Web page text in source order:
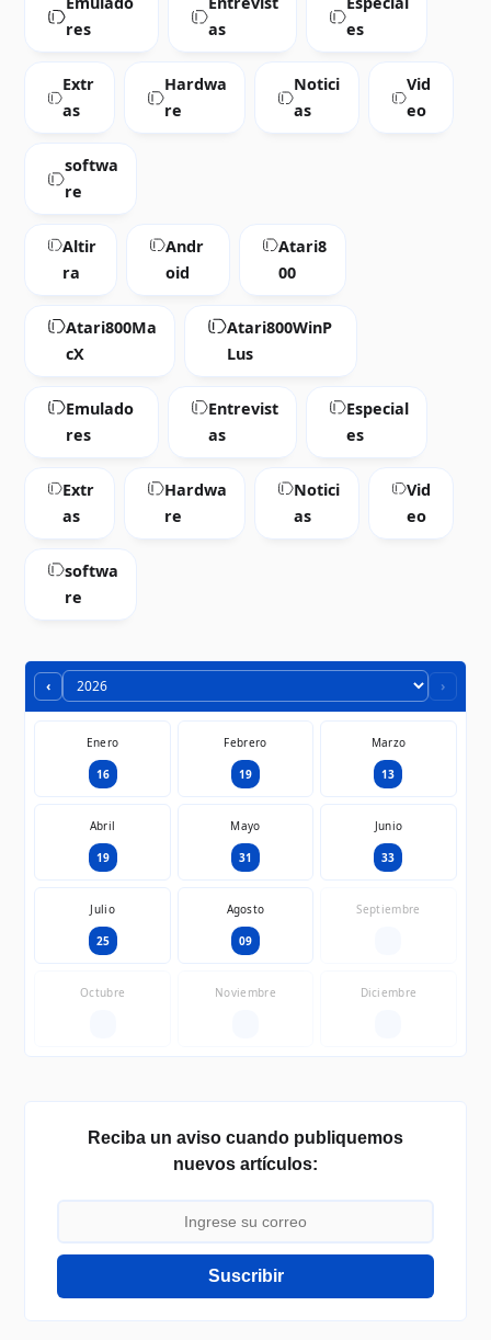
res
as
es
Extr
as
Hardwa
re
Notici
as
Vid
eo
softwa
re
Altir
ra
Andr
oid
Atari8
00
Atari800Ma
cX
Atari800WinP
Lus
Emulado
res
Entrevist
as
Especial
es
Extr
as
Hardwa
re
Notici
as
Vid
eo
softwa
re
‹ ›
Enero
16
Febrero
19
Marzo
13
Abril
19
Mayo
31
Junio
33
Julio
25
Agosto
09
Septiembre
Octubre Noviembre Diciembre
Reciba un aviso cuando publiquemos
nuevos artículos:
Suscribir